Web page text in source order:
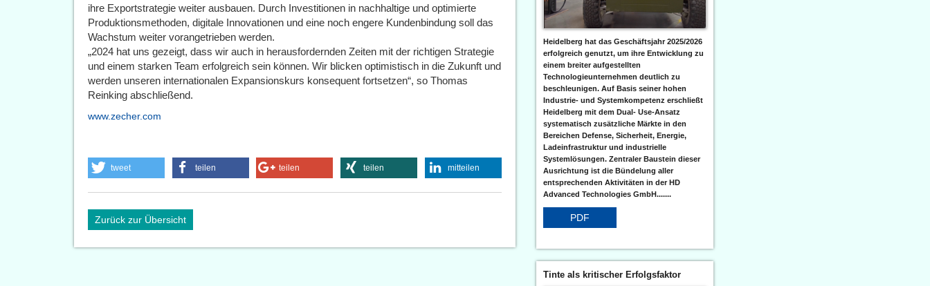
ihre Exportstrategie weiter ausbauen. Durch Investitionen in nachhaltige und optimierte
Produktionsmethoden, digitale Innovationen und eine noch engere Kundenbindung soll das
Wachstum weiter vorangetrieben werden.
„2024 hat uns gezeigt, dass wir auch in herausfordernden Zeiten mit der richtigen Strategie
und einem starken Team erfolgreich sein können. Wir blicken optimistisch in die Zukunft und
werden unseren internationalen Expansionskurs konsequent fortsetzen“, so Thomas
Reinking abschließend.
www.zecher.com
tweet teilen teilen teilen mitteilen
Zurück zur Übersicht
Heidelberg hat das Geschäftsjahr 2025/2026
erfolgreich genutzt, um ihre Entwicklung zu
einem breiter aufgestellten
Technologieunternehmen deutlich zu
beschleunigen. Auf Basis seiner hohen
Industrie- und Systemkompetenz erschließt
Heidelberg mit dem Dual- Use-Ansatz
systematisch zusätzliche Märkte in den
Bereichen Defense, Sicherheit, Energie,
Ladeinfrastruktur und industrielle
Systemlösungen. Zentraler Baustein dieser
Ausrichtung ist die Bündelung aller
entsprechenden Aktivitäten in der HD
Advanced Technologies GmbH.......
PDF
Tinte als kritischer Erfolgsfaktor